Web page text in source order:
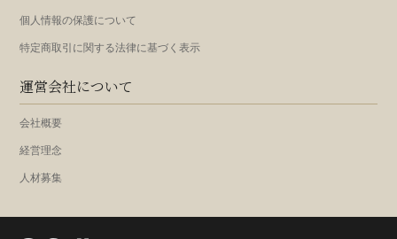
個人情報の保護について
特定商取引に関する法律に基づく表示
運営会社について
会社概要
経営理念
人材募集